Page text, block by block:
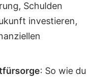
Schulden
investieren,
: So wie du